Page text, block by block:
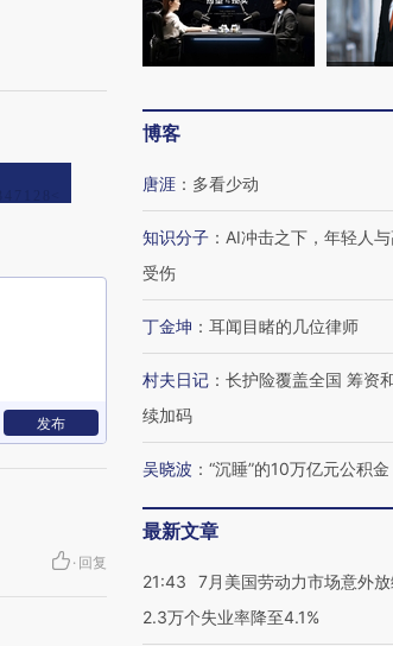
发布
· 回复
博客
唐涯 ： 多看少动
知识分子 ： AI冲击之下，年轻人
受伤
丁金坤 ： 耳闻目睹的几位律师
村夫日记 ： 长护险覆盖全国 筹资
续加码
吴晓波 ： “沉睡”的10万亿元公积金
最新文章
21:43
7月美国劳动力市场意外
2.3万个失业率降至4.1%